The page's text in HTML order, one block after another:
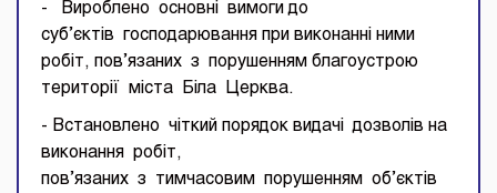
- Вироблено основні вимоги до
суб’єктів господарювання при виконанні ними
робіт, пов’язаних з порушенням благоустрою
території міста Біла Церква.
- Встановлено чіткий порядок видачі дозволів на
виконання робіт,
пов’язаних з тимчасовим порушенням об’єктів